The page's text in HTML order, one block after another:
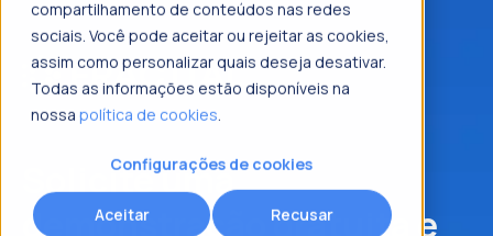
compartilhamento de conteúdos nas redes
sociais. Você pode aceitar ou rejeitar as cookies,
assim como personalizar quais deseja desativar.
Todas as informações estão disponíveis na
nossa política de cookies.
Configurações de cookies
Aceitar Recusar
Solicite uma
demonstração gratuita
e